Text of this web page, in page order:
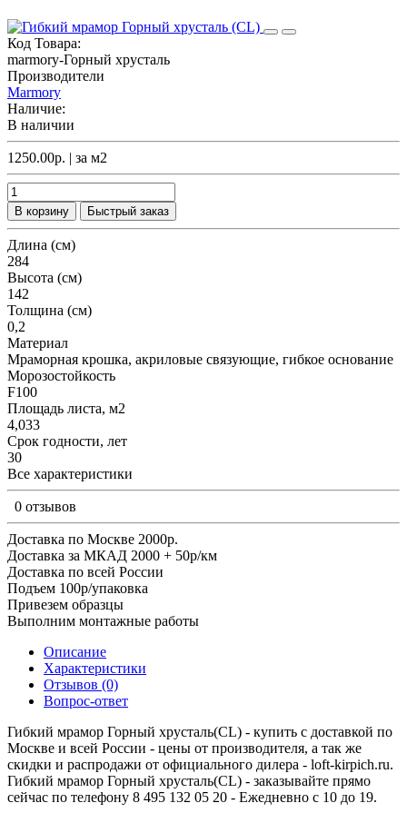
Код Товара:
marmory-Горный хрусталь
Производители
Marmory
Наличие:
В наличии
1250.00р. | за м2
В корзину Быстрый заказ
Длина (см)
284
Высота (см)
142
Толщина (см)
0,2
Материал
Мраморная крошка, акриловые связующие, гибкое основание
Морозостойкость
F100
Площадь листа, м2
4,033
Срок годности, лет
30
Все характеристики
0 отзывов
Доставка по Москве 2000р.
Доставка за МКАД 2000 + 50р/км
Доставка по всей России
Подъем 100р/упаковка
Привезем образцы
Выполним монтажные работы
Описание
Характеристики
Отзывов (0)
Вопрос-ответ
Гибкий мрамор Горный хрусталь(CL) - купить с доставкой по
Москве и всей России - цены от производителя, а так же
скидки и распродажи от официального дилера - loft-kirpich.ru.
Гибкий мрамор Горный хрусталь(CL) - заказывайте прямо
сейчас по телефону 8 495 132 05 20 - Ежедневно с 10 до 19.